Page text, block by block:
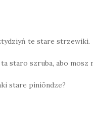
te stare strzewiki.
staro szruba, abo mosz
stare piniōndze?